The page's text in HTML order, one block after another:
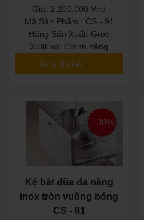
Giá: 2.200.000 Vnđ
Mã Sản Phẩm : CS - 91
Hãng Sản Xuất: Grob
Xuất xứ: Chính hãng
Xem chi tiết
- 30%
Kệ bát đũa đa năng
inox tròn vuông bóng
CS - 81